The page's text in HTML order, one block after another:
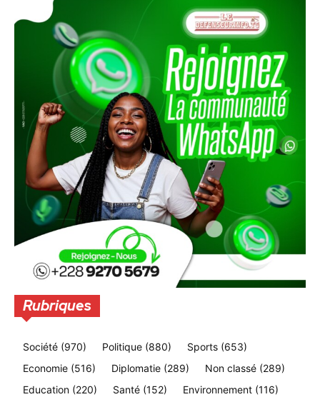
Rubriques
Société (970) Politique (880) Sports (653)
Economie (516) Diplomatie (289) Non classé (289)
Education (220) Santé (152) Environnement (116)